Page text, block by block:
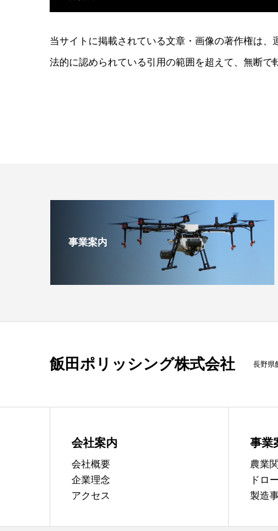
当サイトに掲載されている文章・画像の著作権は、
法的に認められている引用の範囲を超えて、無断で
事業案内
飯田ポリッシング株式会社 長野県
会社案内
会社概要
企業理念
アクセス
事業
農業
ドロ
製造